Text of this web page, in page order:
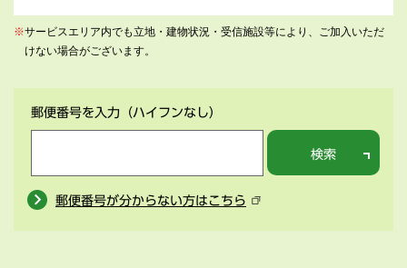
※サービスエリア内でも立地・建物状況・受信施設等により、ご加入いただ
けない場合がございます。
郵便番号を入力 （ハイフンなし）
検索
郵便番号が分からない方はこちら